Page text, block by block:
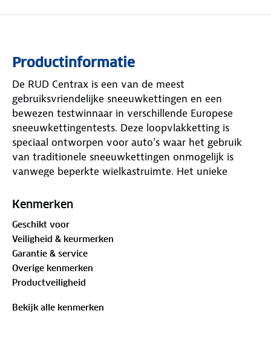
Productinformatie
De RUD Centrax is een van de meest
gebruiksvriendelijke sneeuwkettingen en een
bewezen testwinnaar in verschillende Europese
sneeuwkettingentests. Deze loopvlakketting is
speciaal ontworpen voor auto’s waar het gebruik
van traditionele sneeuwkettingen onmogelijk is
vanwege beperkte wielkastruimte. Het unieke
band nodig is, waardoor deze ideaal is voor
wielkast.
Belangrijkste kenmerken:
Snelle montage: De ketting is binnen 60 seconden
Kenmerken
Geschikt voor
Veiligheid & keurmerken
Garantie & service
Overige kenmerken
Productveiligheid
Bekijk alle kenmerken